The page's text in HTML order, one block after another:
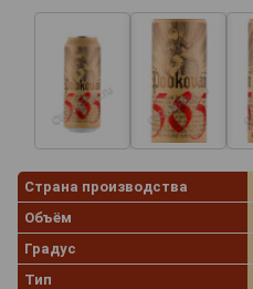
Страна производства
Объём
Градус
Тип